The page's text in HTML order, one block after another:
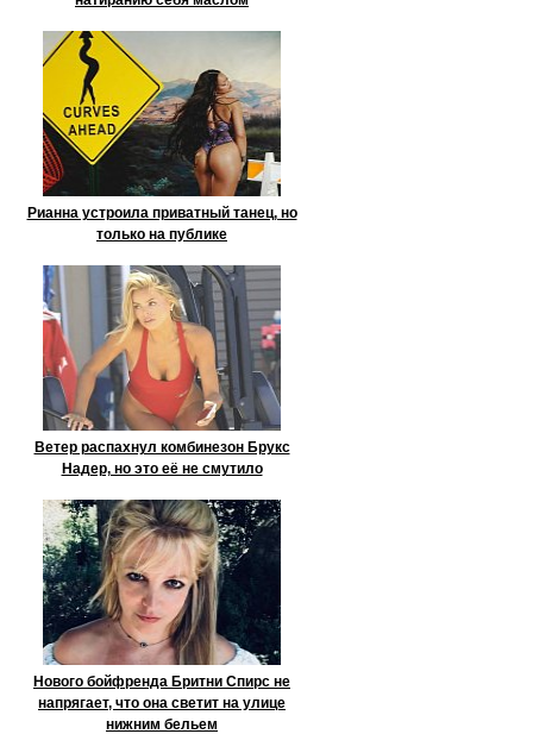
Рианна устроила приватный танец, но
только на публике
Ветер распахнул комбинезон Брукс
Надер, но это её не смутило
Нового бойфренда Бритни Спирс не
напрягает, что она светит на улице
нижним бельем